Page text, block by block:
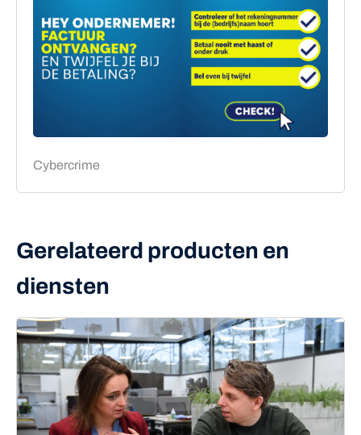
Cybercrime
Gerelateerd producten en
diensten